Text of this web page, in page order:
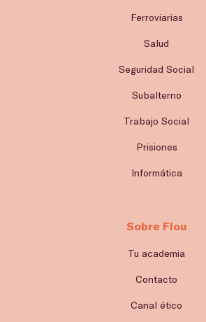
Ferroviarias
Salud
Seguridad Social
Subalterno
Trabajo Social
Prisiones
Informática
Sobre Flou
Tu academia
Contacto
Canal ético